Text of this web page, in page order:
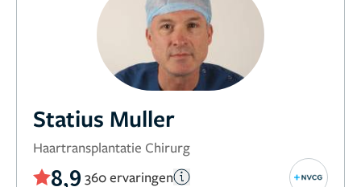
Statius Muller
Haartransplantatie Chirurg
8,9 360 ervaringen